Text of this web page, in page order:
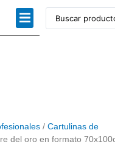
/ Cartulinas de
del oro en formato